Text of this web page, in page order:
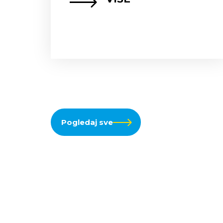
Pogledaj sve